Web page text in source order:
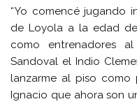
“Yo comencé jugando
de Loyola a la edad
como entrenadores
Sandoval el Indio
lanzarme al piso como
Ignacio que ahora son